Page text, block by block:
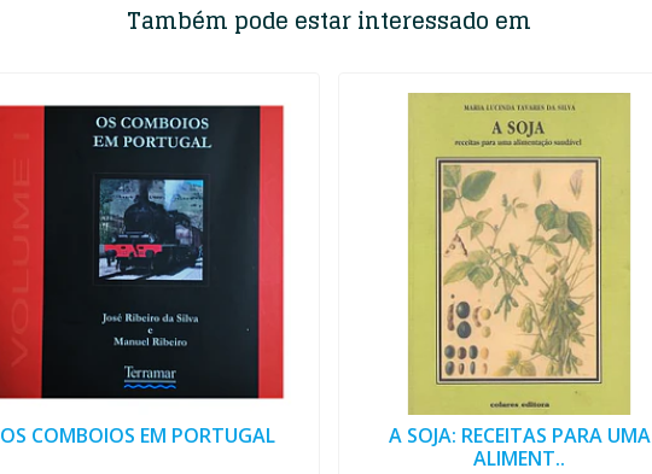
Também pode estar interessado em
OS COMBOIOS EM PORTUGAL
A SOJA: RECEITAS PARA UMA
ALIMENT..